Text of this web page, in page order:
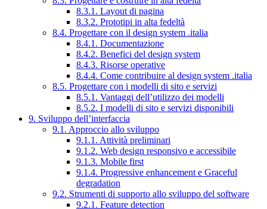
8.3.1. Layout di pagina
8.3.2. Prototipi in alta fedeltà
8.4. Progettare con il design system .italia
8.4.1. Documentazione
8.4.2. Benefici del design system
8.4.3. Risorse operative
8.4.4. Come contribuire al design system .italia
8.5. Progettare con i modelli di sito e servizi
8.5.1. Vantaggi dell’utilizzo dei modelli
8.5.2. I modelli di sito e servizi disponibili
9. Sviluppo dell’interfaccia
9.1. Approccio allo sviluppo
9.1.1. Attività preliminari
9.1.2. Web design responsivo e accessibile
9.1.3. Mobile first
9.1.4. Progressive enhancement e Graceful
degradation
9.2. Strumenti di supporto allo sviluppo del software
9.2.1. Feature detection